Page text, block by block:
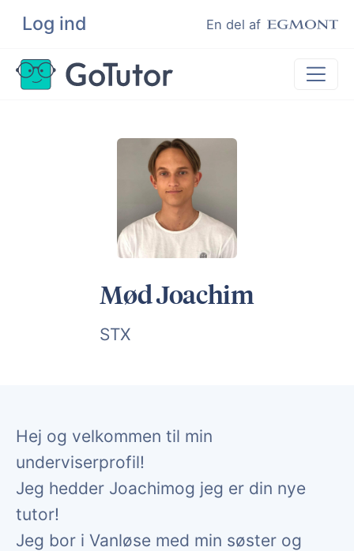
Log ind En del af
Søg
Lektiehjælp
Hjælp til ordblinde
Kundeudtalelser
Undervisere
Mød Joachim
STX
Hej og velkommen til min
underviserprofil!
Jeg hedder Joachimog jeg er din nye
tutor!
Jeg bor i Vanløse med min søster og